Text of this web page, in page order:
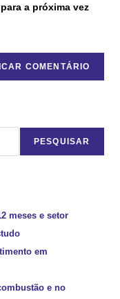
a próxima vez
PESQUISAR
meses e setor
em
e no